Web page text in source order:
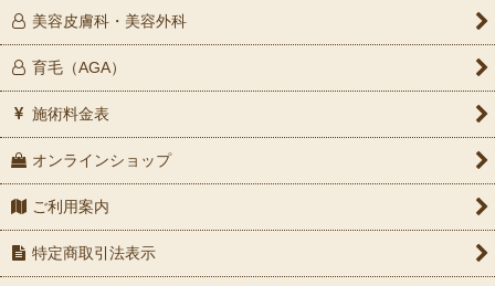
美容皮膚科・美容外科
育毛（AGA）
施術料金表
オンラインショップ
ご利用案内
特定商取引法表示